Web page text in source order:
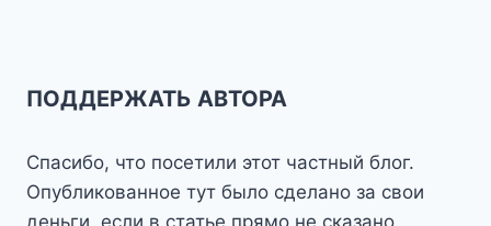
ПОДДЕРЖАТЬ АВТОРА
Спасибо, что посетили этот частный блог.
Опубликованное тут было сделано за свои
деньги, если в статье прямо не сказано